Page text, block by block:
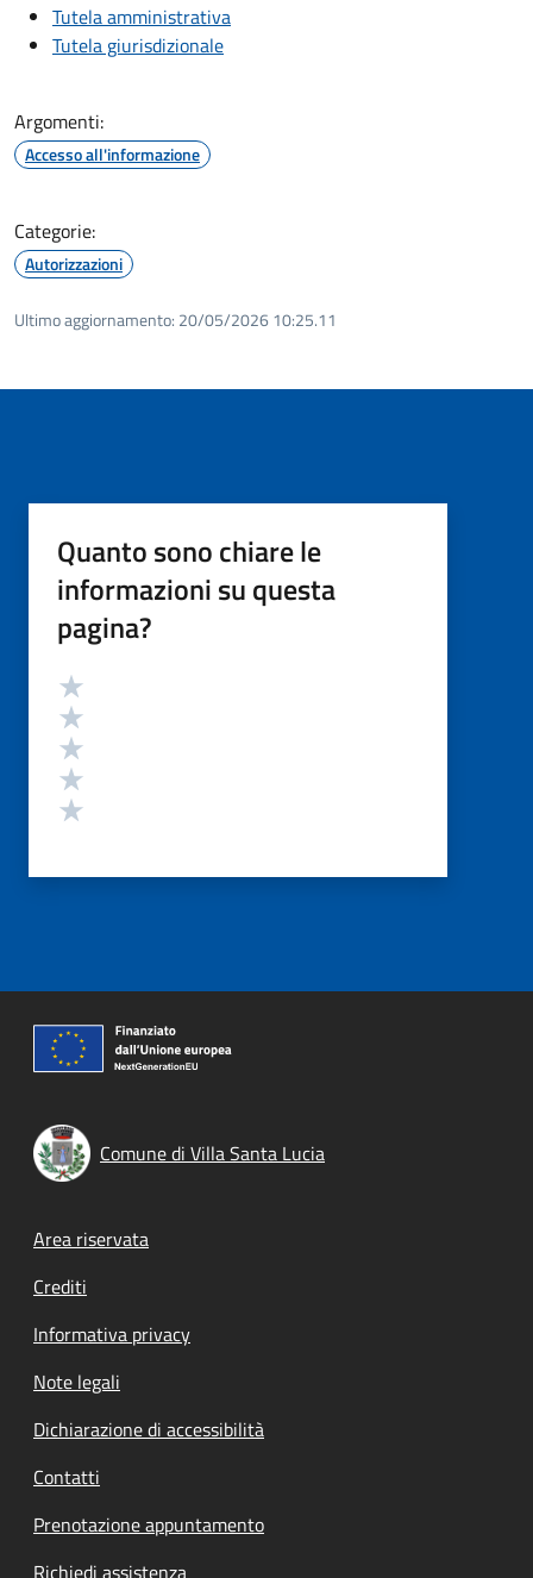
Tutela amministrativa
Tutela giurisdizionale
Argomenti:
Accesso all'informazione
Categorie:
Autorizzazioni
Ultimo aggiornamento: 20/05/2026 10:25.11
Quanto sono chiare le
informazioni su questa
pagina?
Valutazione
Comune di Villa Santa Lucia
Footer menu
Area riservata
Crediti
Informativa privacy
Note legali
Dichiarazione di accessibilità
Contatti
Prenotazione appuntamento
Richiedi assistenza